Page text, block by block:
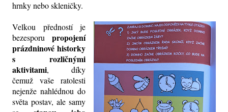
hrnky nebo skleničky.
Velkou předností je
bezesporu propojení
prázdninové historky
s rozličnými
aktivitami, díky
čemuž vaše ratolesti
nejenže nahlédnou do
světa postav, ale samy